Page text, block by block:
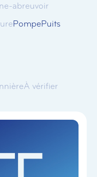
abreuvoir
PompePuits
À vérifier